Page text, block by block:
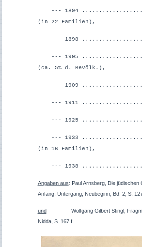
--- 1894
(in 22 Familien),
--- 1898
--- 1905
(ca. 5% d. Bevölk.),
--- 1909
--- 1911
--- 1925
--- 1933
(in 16 Familien),
--- 1938
Angaben aus: Paul Arnsberg, Die jüdischen
Anfang, Untergang, Neubeginn, Bd. 2, S.
und Wolfgang Gilbert Stingl,
Nidda, S. 167 f.